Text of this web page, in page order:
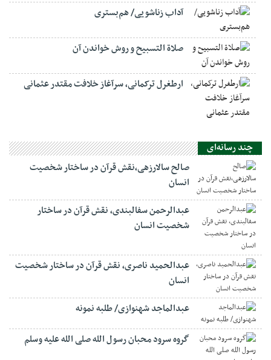
آداب زناشویی/ هم‌بستری
صلاة التسبيح و روش خواندن آن
ارطغرل ترکمانی، سرآغاز خلافت مقتدر عثمانی
چند رسانه‌ای
صالح سالارزهی،‌نقش قرآن در ساختار شخصیت
انسان
عبدالرحمن سفالبندی، نقش قرآن در ساختار
شخصیت انسان
عبدالحمید ناصری، نقش قرآن در ساختار شخصیت
انسان
عبدالماجد شهنوازی/ طلبه نمونه
گروه سرود محبان رسول الله صلی الله علیه وسلم